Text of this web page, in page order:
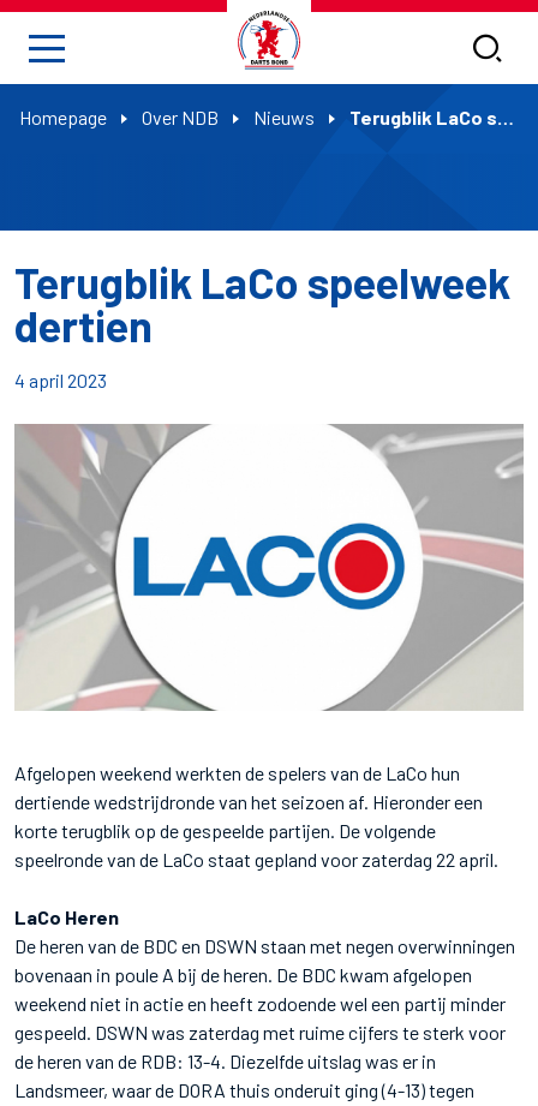
Homepage Over NDB Nieuws Terugblik LaCo speelweek dertien
Terugblik LaCo speelweek
dertien
4 april 2023
Afgelopen weekend werkten de spelers van de LaCo hun
dertiende wedstrijdronde van het seizoen af. Hieronder een
korte terugblik op de gespeelde partijen. De volgende
speelronde van de LaCo staat gepland voor zaterdag 22 april.
LaCo Heren
De heren van de BDC en DSWN staan met negen overwinningen
bovenaan in poule A bij de heren. De BDC kwam afgelopen
weekend niet in actie en heeft zodoende wel een partij minder
gespeeld. DSWN was zaterdag met ruime cijfers te sterk voor
de heren van de RDB: 13-4. Diezelfde uitslag was er in
Landsmeer, waar de DORA thuis onderuit ging (4-13) tegen